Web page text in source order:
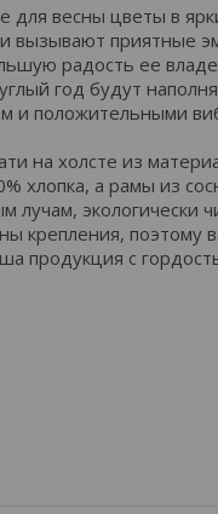
для весны цветы в
вызывают приятные
радость ее
год будут
и положительными
на холсте из
хлопка, а рамы из
лучам, экологически
крепления, поэтому
продукция с